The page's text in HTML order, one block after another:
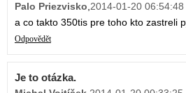
Palo Priezvisko,2014-01-20 06:54:48
a co takto 350tis pre toho kto zastreli
Odpovědět
Je to otázka.